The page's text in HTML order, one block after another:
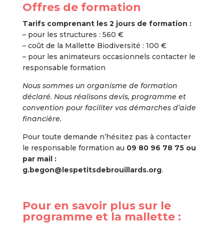
Offres de formation
Tarifs comprenant les 2 jours de formation :
– pour les structures : 560 €
– coût de la Mallette Biodiversité : 100 €
– pour les animateurs occasionnels contacter le
responsable formation
Nous sommes un organisme de formation
déclaré. Nous réalisons devis, programme et
convention pour faciliter vos démarches d’aide
financière.
Pour toute demande n’hésitez pas à contacter
le responsable formation au 09 80 96 78 75 ou
par mail :
g.begon@lespetitsdebrouillards.org.
Pour en savoir plus sur le
programme et la mallette :